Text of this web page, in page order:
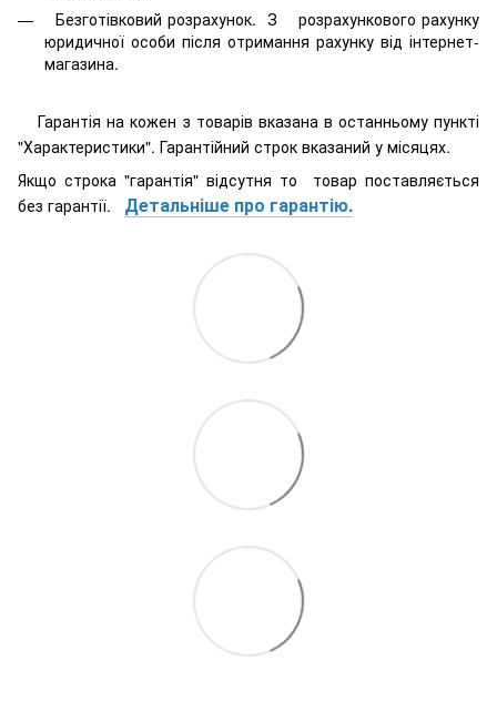
Безготівковий розрахунок. З розрахункового рахунку
юридичної особи після отримання рахунку від інтернет-
магазина.
Гарантія на кожен з товарів вказана в останньому пункті
"Характеристики". Гарантійний строк вказаний у місяцях.
Якщо строка "гарантія" відсутня то товар поставляється
без гарантії. Детальніше про гарантію.